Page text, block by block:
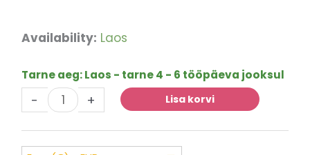
Availability: Laos
Tarne aeg:Laos - tarne 4 - 6 tööpäeva jooksul
-
Hüppelaudade
koos
slaidiga
kogus
+ Lisa korvi